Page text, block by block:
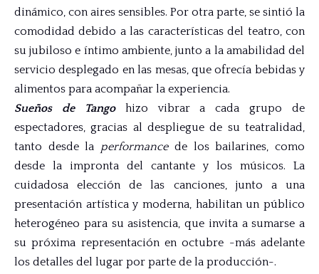
dinámico, con aires sensibles. Por otra parte, se sintió la
comodidad debido a las características del teatro, con
su jubiloso e íntimo ambiente, junto a la amabilidad del
servicio desplegado en las mesas, que ofrecía bebidas y
alimentos para acompañar la experiencia.
Sueños de Tango hizo vibrar a cada grupo de
espectadores, gracias al despliegue de su teatralidad,
tanto desde la performancede los bailarines, como
desde la impronta del cantante y los músicos. La
cuidadosa elección de las canciones, junto a una
presentación artística y moderna, habilitan un público
heterogéneo para su asistencia, que invita a sumarse a
su próxima representación en octubre -más adelante
los detalles del lugar por parte de la producción-.